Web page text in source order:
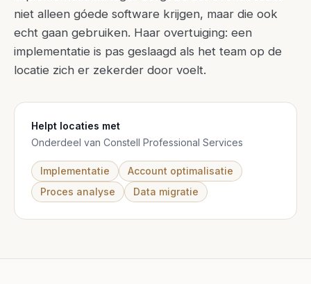
niet alleen góede software krijgen, maar die ook
echt gaan gebruiken. Haar overtuiging: een
implementatie is pas geslaagd als het team op de
locatie zich er zekerder door voelt.
Helpt locaties met
Onderdeel van Constell Professional Services
Implementatie
Account optimalisatie
Proces analyse
Data migratie